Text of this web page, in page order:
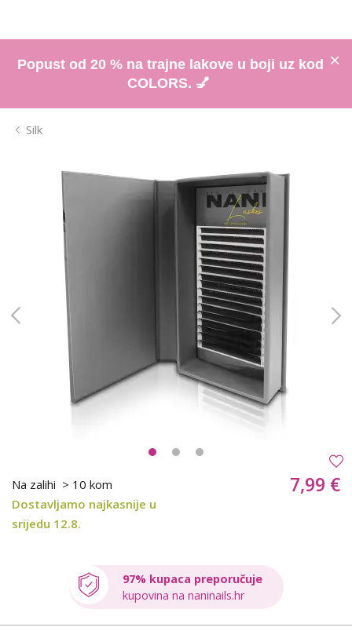
Popust od 20 % na trajne lakove u boji uz kod
COLORS. 💅
Silk
Na zalihi > 10 kom
Dostavljamo najkasnije u
srijedu 12.8.
7,99 €
97% kupaca preporučuje
kupovina na naninails.hr